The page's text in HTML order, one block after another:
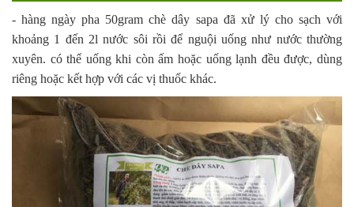
- hàng ngày pha 50gram chè dây sapa đã xử lý cho sạch với
khoảng 1 đến 2l nước sôi rồi để nguội uống như nước thường
xuyên. có thể uống khi còn ấm hoặc uống lạnh đều được, dùng
riêng hoặc kết hợp với các vị thuốc khác.